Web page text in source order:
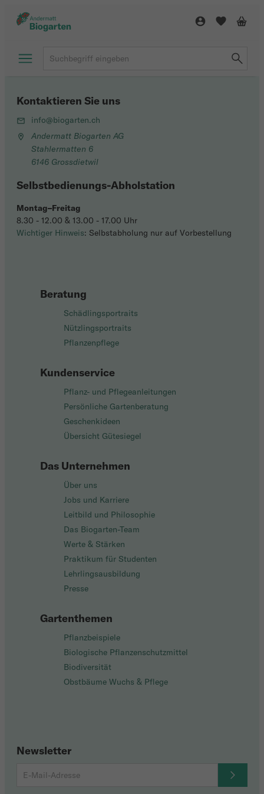
Beratung
Schädlingsportraits
Nützlingsportraits
Pflanzenpflege
Kundenservice
Pflanz- und Pflegeanleitungen
Persönliche Gartenberatung
Geschenkideen
Übersicht Gütesiegel
Das Unternehmen
Über uns
Jobs und Karriere
Leitbild und Philosophie
Das Biogarten-Team
Werte & Stärken
Praktikum für Studenten
Lehrlingsausbildung
Presse
Gartenthemen
Pflanzbeispiele
Biologische Pflanzenschutzmittel
Biodiversität
Obstbäume Wuchs & Pflege
Newsletter
Kontaktieren Sie uns
info@biogarten.ch
Andermatt Biogarten AG
Stahlermatten 6
6146 Grossdietwil
Selbstbedienungs-Abholstation
Montag–Freitag
8.30 - 12.00 & 13.00 - 17.00 Uhr
Wichtiger Hinweis: Selbstabholung nur auf Vorbestellung